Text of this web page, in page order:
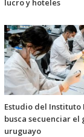
lucro y hoteles
Estudio del Instituto
busca secuenciar el
uruguayo